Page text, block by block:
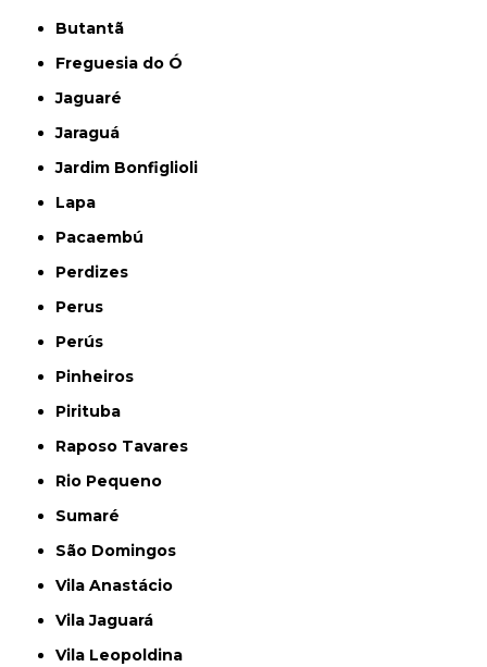
Butantã
Freguesia do Ó
Jaguaré
Jaraguá
Jardim Bonfiglioli
Lapa
Pacaembú
Perdizes
Perus
Perús
Pinheiros
Pirituba
Raposo Tavares
Rio Pequeno
Sumaré
São Domingos
Vila Anastácio
Vila Jaguará
Vila Leopoldina